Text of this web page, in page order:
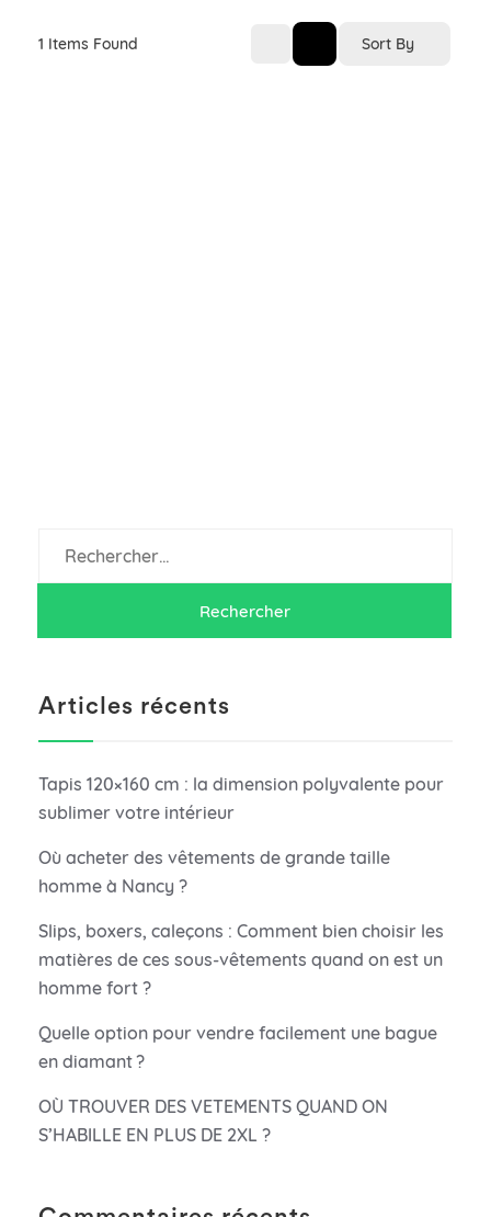
1 Items Found Sort By
Articles récents
Tapis 120×160 cm : la dimension polyvalente pour
sublimer votre intérieur
Où acheter des vêtements de grande taille
homme à Nancy ?
Slips, boxers, caleçons : Comment bien choisir les
matières de ces sous-vêtements quand on est un
homme fort ?
Quelle option pour vendre facilement une bague
en diamant ?
OÙ TROUVER DES VETEMENTS QUAND ON
S’HABILLE EN PLUS DE 2XL ?